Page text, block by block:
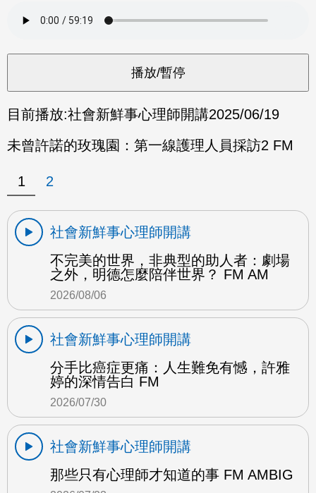
目前播放:社會新鮮事心理師開講2025/06/19
未曾許諾的玫瑰園：第一線護理人員採訪2 FM
1 2
社會新鮮事心理師開講
不完美的世界，非典型的助人者：劇場
之外，明德怎麼陪伴世界？ FM AM
2026/08/06
社會新鮮事心理師開講
分手比癌症更痛：人生難免有憾，許雅
婷的深情告白 FM
2026/07/30
社會新鮮事心理師開講
那些只有心理師才知道的事 FM AMBIG